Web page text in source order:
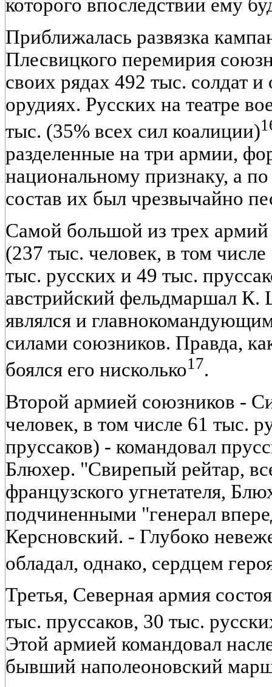
которого впоследствии ему
Приближалась развязка
Плесвицкого перемирия
своих рядах 492 тыс. солдат
орудиях. Русских на театре
тыс. (35% всех сил коалиции)
разделенные на три армии,
национальному признаку, а
состав их был чрезвычайно
Самой большой из трех
(237 тыс. человек, в том
тыс. русских и 49 тыс.
австрийский фельдмаршал
являлся и
силами союзников. Правда,
боялся его нисколько17.
Второй армией союзников -
человек, в том числе 61 тыс.
пруссаков) - командовал
Блюхер. "Свирепый рейтар,
французского угнетателя,
подчиненными "генерал
Керсновский. - Глубоко
обладал, однако, сердцем
Третья, Северная армия
тыс. пруссаков, 30 тыс.
Этой армией командовал
бывший наполеоновский